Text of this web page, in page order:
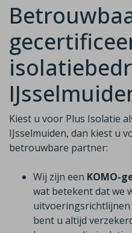
Kiest u voor Plus Isolatie
IJsselmuiden, dan kiest u
betrouwbare partner:
Wij zijn een KOMO-
wat betekent dat we
uitvoeringsrichtlijnen
bent u altijd